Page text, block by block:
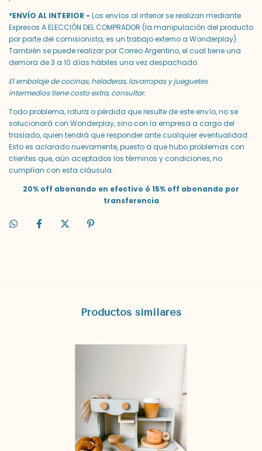
*ENVÍO AL INTERIOR - Los envíos al interior se realizan mediante
Expresos A ELECCIÓN DEL COMPRADOR (la manipulación del producto
por parte del comisionista, es un trabajo externo a Wonderplay).
También se puede realizar por Correo Argentino, el cual tiene una
demora de 3 a 10 días hábiles una vez despachado.
El embalaje de cocinas, heladeras, lavarropas y jueguetes
intermedios tiene costo extra, consultar.
Todo problema, rotura o pérdida que resulte de este envío, no se
solucionará con Wonderplay, sino con la empresa a cargo del
traslado, quien tendrá que responder ante cualquier eventualidad.
Esto es aclarado nuevamente, puesto a que hubo problemas con
clientes que, aún aceptados los términos y condiciones, no
cumplían con esta cláusula.
20% off abonando en efectivo ó 15% off abonando por
transferencia
Productos similares